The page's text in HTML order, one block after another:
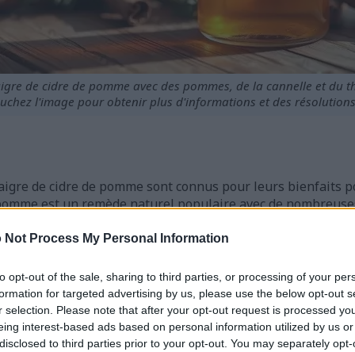
Not Process My Personal Information
opt-out of the sale, sharing to third parties, or processing of your
for targeted advertising by us, please use the below opt-out
selection. Please note that after your opt-out request is processed
interest-based ads based on personal information utilized by us
to third parties prior to your opt-out. You may separately
de cidre de pomme avec des pommes, de la cannelle et du
l'image pour obtenir plus d'informations et des
de cidre de pomme sont connus pour leurs bienfaits
est un remède naturel populaire avec de
de cidre de pomme peut aider à perdre du poids.
que le vinaigre de cidre de pomme peut aider à réduire
utilisent le vinaigre de cidre de pomme pour gérer leur
pour ses bienfaits sur la santé digestive.
de cidre de pomme ?